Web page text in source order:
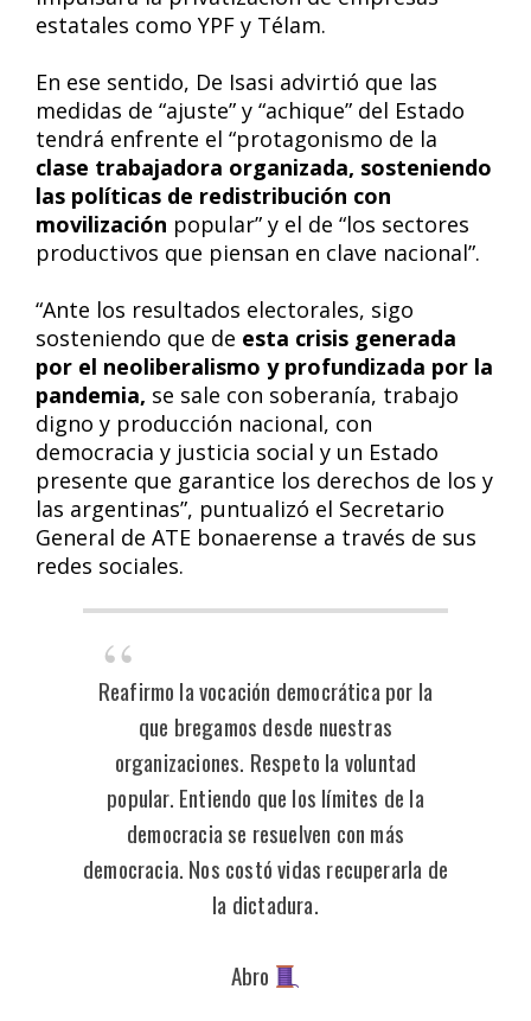
estatales como YPF y Télam.
En ese sentido, De Isasi advirtió que las
medidas de “ajuste” y “achique” del Estado
tendrá enfrente el “protagonismo de la
clase trabajadora organizada, sosteniendo
las políticas de redistribución con
movilización popular” y el de “los sectores
productivos que piensan en clave nacional”.
“Ante los resultados electorales, sigo
sosteniendo que de esta crisis generada
por el neoliberalismo y profundizada por la
pandemia, se sale con soberanía, trabajo
digno y producción nacional, con
democracia y justicia social y un Estado
presente que garantice los derechos de los y
las argentinas”, puntualizó el Secretario
General de ATE bonaerense a través de sus
redes sociales.
Reafirmo la vocación democrática por la
que bregamos desde nuestras
organizaciones. Respeto la voluntad
popular. Entiendo que los límites de la
democracia se resuelven con más
democracia. Nos costó vidas recuperarla de
la dictadura.
Abro